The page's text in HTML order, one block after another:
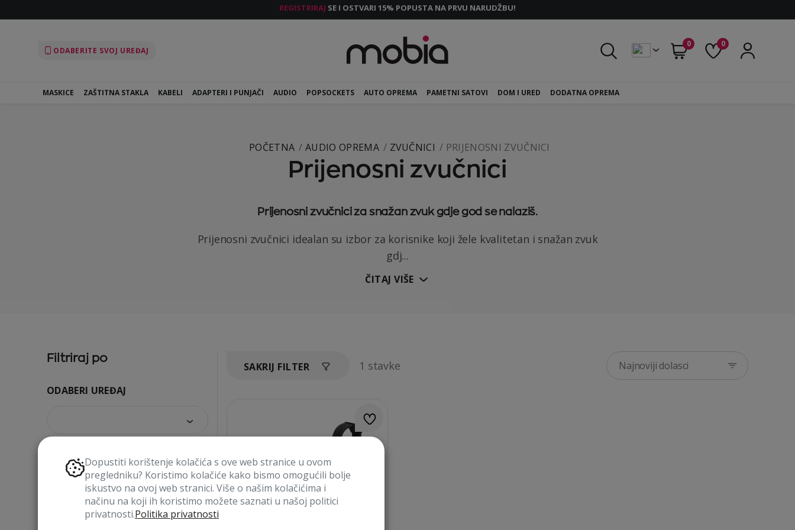
REGISTRIRAJ SE I OSTVARI 15% POPUSTA NA PRVU NARUDŽBU!
ODABERITE SVOJ UREĐAJ
0 0
MASKICE ZAŠTITNA STAKLA KABELI ADAPTERI I PUNJAČI AUDIO POPSOCKETS AUTO OPREMA PAMETNI SATOVI DOM I URED DODATNA OPREMA
POČETNA AUDIO OPREMA ZVUČNICI PRIJENOSNI ZVUČNICI
Prijenosni zvučnici
Prijenosni zvučnici za snažan zvuk gdje god se nalaziš.
Prijenosni zvučnici idealan su izbor za korisnike koji žele kvalitetan i snažan zvuk
gdj...
ČITAJ VIŠE
Filtriraj po
ODABERI UREĐAJ
VRSTA PROIZVODA
SAKRIJ FILTER 1 stavke Najnoviji dolasci
Dopustiti korištenje kolačića s ove web stranice u ovom
pregledniku? Koristimo kolačiće kako bismo omogućili bolje
iskustvo na ovoj web stranici. Više o našim kolačićima i
načinu na koji ih koristimo možete saznati u našoj politici
privatnosti.Politika privatnosti